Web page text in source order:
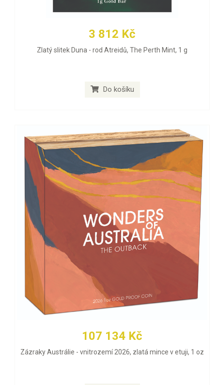
3 812 Kč
Zlatý slitek Duna - rod Atreidů, The Perth Mint, 1 g
Do košíku
107 134 Kč
Zázraky Austrálie - vnitrozemí 2026, zlatá mince v etuji, 1 oz